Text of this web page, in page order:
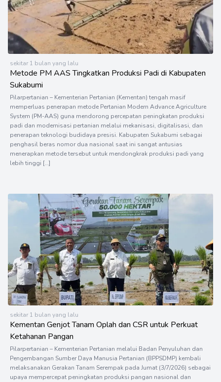
sekitar 1 bulan yang lalu
Metode PM AAS Tingkatkan Produksi Padi di Kabupaten
Sukabumi
Pilarpertanian – Kementerian Pertanian (Kementan) tengah masif
memperluas penerapan metode Pertanian Modern Advance Agriculture
System (PM-AAS) guna mendorong percepatan peningkatan produksi
padi dan modernisasi pertanian melalui mekanisasi, digitalisasi, dan
penerapan teknologi budidaya presisi. Kabupaten Sukabumi sebagai
penghasil beras nomor dua nasional saat ini sangat antusias
menerapkan metode tersebut untuk mendongkrak produksi padi yang
lebih tinggi […]
sekitar 1 bulan yang lalu
Kementan Genjot Tanam Oplah dan CSR untuk Perkuat
Ketahanan Pangan
Pilarpertanian – Kementerian Pertanian melalui Badan Penyuluhan dan
Pengembangan Sumber Daya Manusia Pertanian (BPPSDMP) kembali
melaksanakan Gerakan Tanam Serempak pada Jumat (3/7/2026) sebagai
upaya mempercepat peningkatan produksi pangan nasional dan